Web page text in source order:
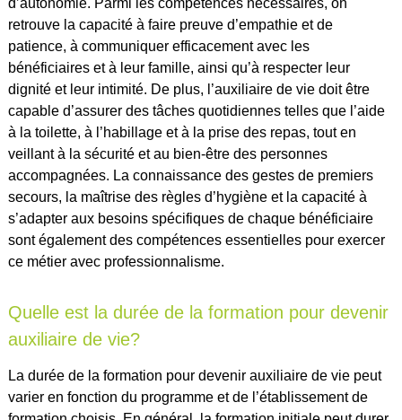
d’autonomie. Parmi les compétences nécessaires, on
retrouve la capacité à faire preuve d’empathie et de
patience, à communiquer efficacement avec les
bénéficiaires et à leur famille, ainsi qu’à respecter leur
dignité et leur intimité. De plus, l’auxiliaire de vie doit être
capable d’assurer des tâches quotidiennes telles que l’aide
à la toilette, à l’habillage et à la prise des repas, tout en
veillant à la sécurité et au bien-être des personnes
accompagnées. La connaissance des gestes de premiers
secours, la maîtrise des règles d’hygiène et la capacité à
s’adapter aux besoins spécifiques de chaque bénéficiaire
sont également des compétences essentielles pour exercer
ce métier avec professionnalisme.
Quelle est la durée de la formation pour devenir
auxiliaire de vie?
La durée de la formation pour devenir auxiliaire de vie peut
varier en fonction du programme et de l’établissement de